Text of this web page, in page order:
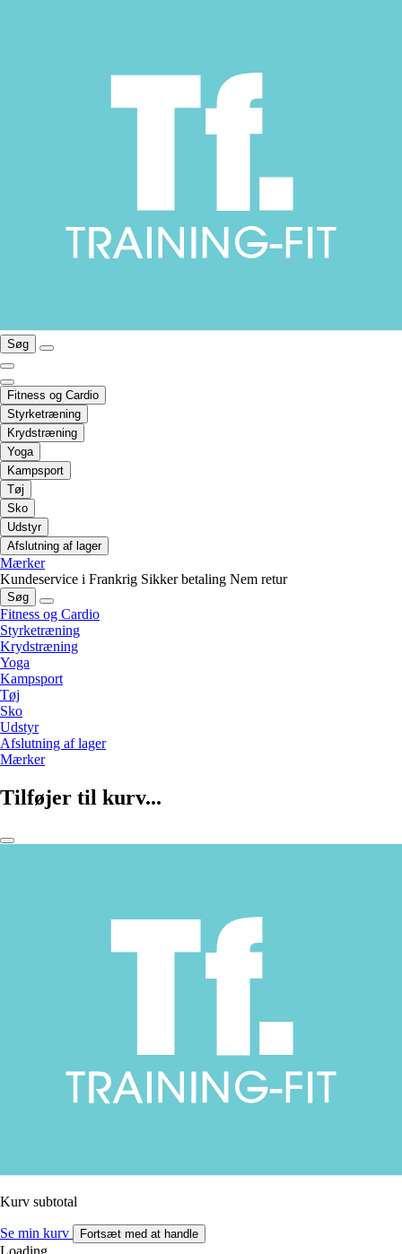
Søg
Fitness og Cardio
Styrketræning
Krydstræning
Yoga
Kampsport
Tøj
Sko
Udstyr
Afslutning af lager
Mærker
Kundeservice i Frankrig Sikker betaling Nem retur
Søg
Fitness og Cardio
Styrketræning
Krydstræning
Yoga
Kampsport
Tøj
Sko
Udstyr
Afslutning af lager
Mærker
Tilføjer til kurv...
Kurv subtotal
Se min kurv Fortsæt med at handle
Loading...